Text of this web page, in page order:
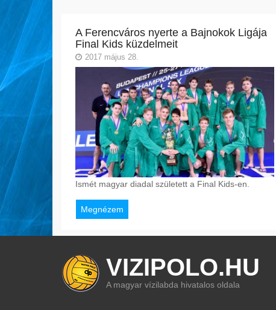
A Ferencváros nyerte a Bajnokok Ligája
Final Kids küzdelmeit
2017 május 28.
Ismét magyar diadal született a Final Kids-en.
Megnézem
VIZIPOLO.HU
A magyar vízilabda hivatalos oldala